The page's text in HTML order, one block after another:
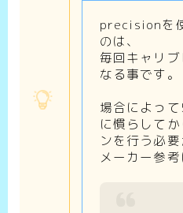
precisionを
のは、
毎回キャリ
なる事です。
場合によっ
に慣らして
ンを行う必
メーカー参